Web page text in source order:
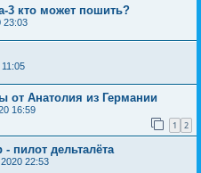
3 кто может пошить?
23:03
от Анатолия из Германии
16:59
1 2
пилот дельталёта
22:53